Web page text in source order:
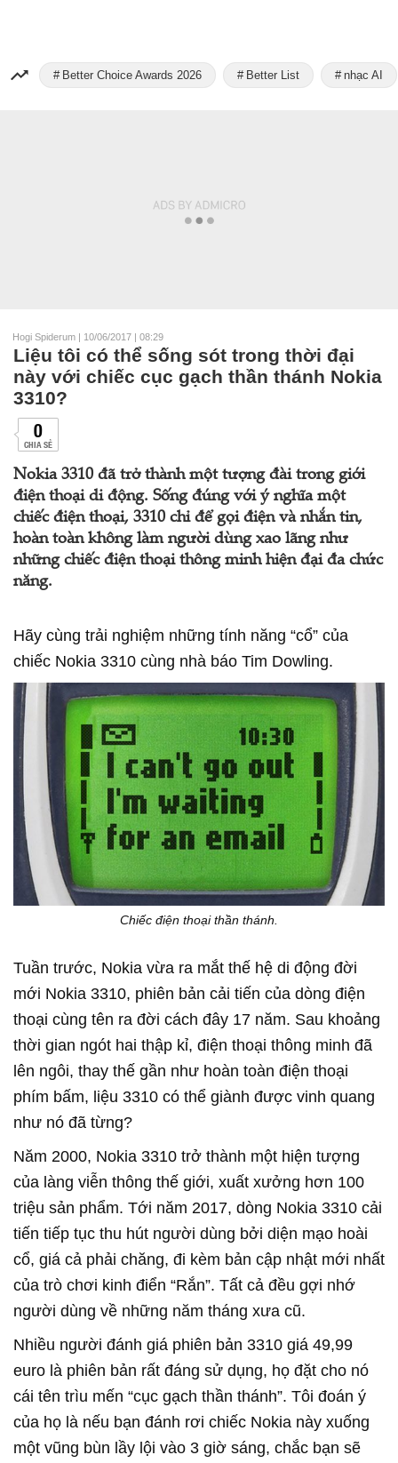
Better Choice Awards 2026 Better List nhạc AI
Hogi Spiderum | 10/06/2017 | 08:29
Liệu tôi có thể sống sót trong thời đại
này với chiếc cục gạch thần thánh Nokia
3310?
0
CHIA SẺ
Nokia 3310 đã trở thành một tượng đài trong giới
điện thoại di động. Sống đúng với ý nghĩa một
chiếc điện thoại, 3310 chỉ để gọi điện và nhắn tin,
hoàn toàn không làm người dùng xao lãng như
những chiếc điện thoại thông minh hiện đại đa chức
năng.
Hãy cùng trải nghiệm những tính năng “cổ” của
chiếc Nokia 3310 cùng nhà báo Tim Dowling.
Chiếc điện thoại thần thánh.
Tuần trước, Nokia vừa ra mắt thế hệ di động đời
mới Nokia 3310, phiên bản cải tiến của dòng điện
thoại cùng tên ra đời cách đây 17 năm. Sau khoảng
thời gian ngót hai thập kỉ, điện thoại thông minh đã
lên ngôi, thay thế gần như hoàn toàn điện thoại
phím bấm, liệu 3310 có thể giành được vinh quang
như nó đã từng?
Năm 2000, Nokia 3310 trở thành một hiện tượng
của làng viễn thông thế giới, xuất xưởng hơn 100
triệu sản phẩm. Tới năm 2017, dòng Nokia 3310 cải
tiến tiếp tục thu hút người dùng bởi diện mạo hoài
cổ, giá cả phải chăng, đi kèm bản cập nhật mới nhất
của trò chơi kinh điển “Rắn”. Tất cả đều gợi nhớ
người dùng về những năm tháng xưa cũ.
Nhiều người đánh giá phiên bản 3310 giá 49,99
euro là phiên bản rất đáng sử dụng, họ đặt cho nó
cái tên trìu mến “cục gạch thần thánh”. Tôi đoán ý
của họ là nếu bạn đánh rơi chiếc Nokia này xuống
một vũng bùn lầy lội vào 3 giờ sáng, chắc bạn sẽ